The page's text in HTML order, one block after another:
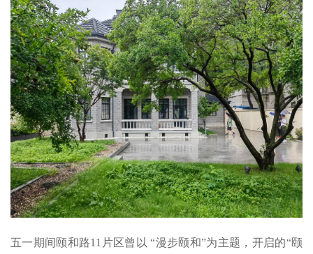
五一期间颐和路11片区曾以 “漫步颐和”为主题，开启的“颐